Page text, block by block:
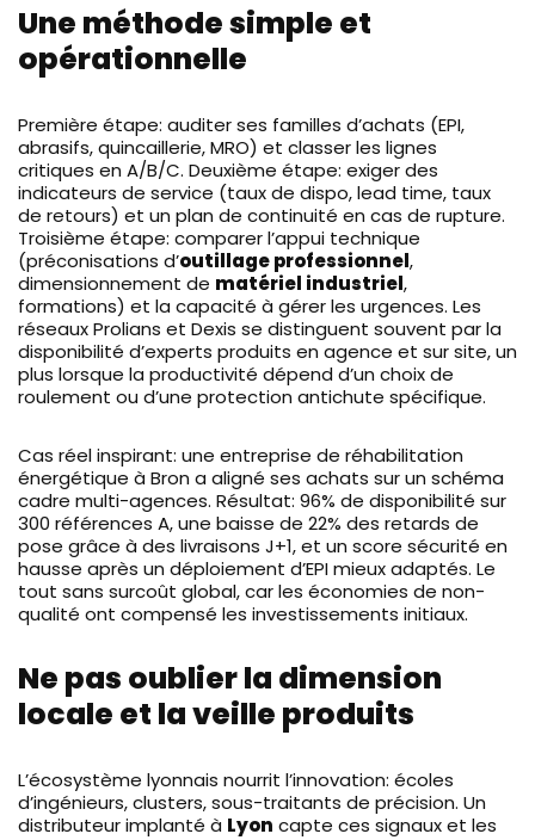
Une méthode simple et
opérationnelle
Première étape: auditer ses familles d’achats (EPI,
abrasifs, quincaillerie, MRO) et classer les lignes
critiques en A/B/C. Deuxième étape: exiger des
indicateurs de service (taux de dispo, lead time, taux
de retours) et un plan de continuité en cas de rupture.
Troisième étape: comparer l’appui technique
(préconisations d’outillage professionnel,
dimensionnement de matériel industriel,
formations) et la capacité à gérer les urgences. Les
réseaux Prolians et Dexis se distinguent souvent par la
disponibilité d’experts produits en agence et sur site, un
plus lorsque la productivité dépend d’un choix de
roulement ou d’une protection antichute spécifique.
Cas réel inspirant: une entreprise de réhabilitation
énergétique à Bron a aligné ses achats sur un schéma
cadre multi-agences. Résultat: 96% de disponibilité sur
300 références A, une baisse de 22% des retards de
pose grâce à des livraisons J+1, et un score sécurité en
hausse après un déploiement d’EPI mieux adaptés. Le
tout sans surcoût global, car les économies de non-
qualité ont compensé les investissements initiaux.
Ne pas oublier la dimension
locale et la veille produits
L’écosystème lyonnais nourrit l’innovation: écoles
d’ingénieurs, clusters, sous-traitants de précision. Un
distributeur implanté à Lyon capte ces signaux et les